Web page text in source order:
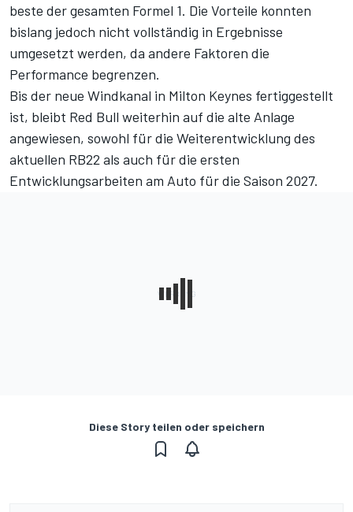
beste der gesamten Formel 1. Die Vorteile konnten
bislang jedoch nicht vollständig in Ergebnisse
umgesetzt werden, da andere Faktoren die
Performance begrenzen.
Bis der neue Windkanal in Milton Keynes fertiggestellt
ist, bleibt Red Bull weiterhin auf die alte Anlage
angewiesen, sowohl für die Weiterentwicklung des
aktuellen RB22 als auch für die ersten
Entwicklungsarbeiten am Auto für die Saison 2027.
Diese Story teilen oder speichern